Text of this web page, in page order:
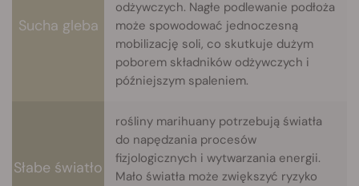
Sucha gleba
odżywczych. Nagłe podlewanie podłoża
może spowodować jednoczesną
mobilizację soli, co skutkuje dużym
poborem składników odżywczych i
późniejszym spaleniem.
Słabe światło
rośliny marihuany potrzebują światła
do napędzania procesów
fizjologicznych i wytwarzania energii.
Mało światła może zwiększyć ryzyko